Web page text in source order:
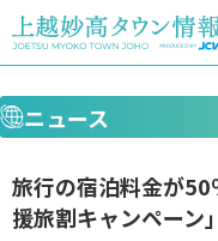
ニュース
旅行の宿泊料金が
援旅割キャンペーン